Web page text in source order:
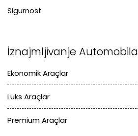
Sigurnost
İznajmljivanje Automobila
Ekonomik Araçlar
Lüks Araçlar
Premium Araçlar